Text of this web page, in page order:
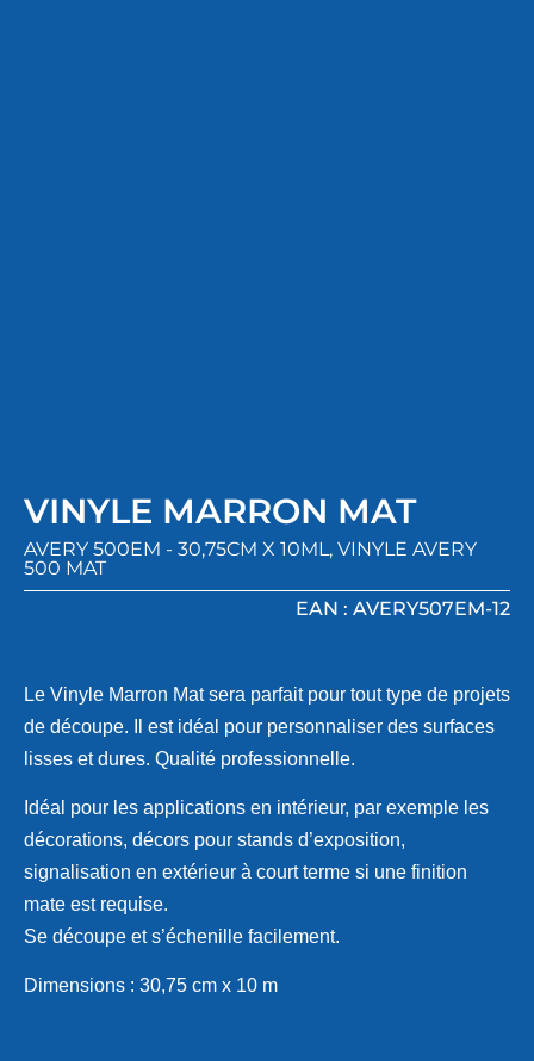
VINYLE MARRON MAT
AVERY 500EM - 30,75CM X 10ML , VINYLE AVERY
500 MAT
EAN : AVERY507EM-12
Le Vinyle Marron Mat sera parfait pour tout type de projets
de découpe. Il est idéal pour personnaliser des surfaces
lisses et dures. Qualité professionnelle.
Idéal pour les applications en intérieur, par exemple les
décorations, décors pour stands d’exposition,
signalisation en extérieur à court terme si une finition
mate est requise.
Se découpe et s’échenille facilement.
Dimensions : 30,75 cm x 10 m